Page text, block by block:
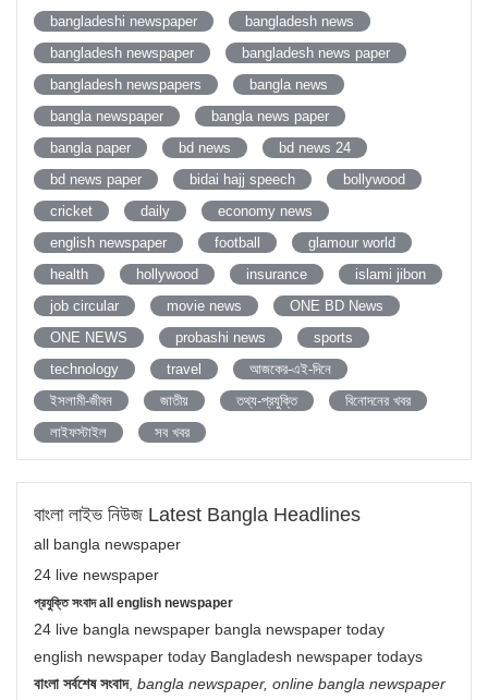
bangladeshi newspaper
bangladesh news
bangladesh newspaper
bangladesh news paper
bangladesh newspapers
bangla news
bangla newspaper
bangla news paper
bangla paper
bd news
bd news 24
bd news paper
bidai hajj speech
bollywood
cricket
daily
economy news
english newspaper
football
glamour world
health
hollywood insurance
islami jibon
job circular
movie news
ONE BD News
ONE NEWS
probashi news
sports
technology
travel
আজকের-এই-দিনে
ইসলামী-জীবন
জাতীয় তথ্য-প্রযুক্তি
বিনোদনের খবর
লাইফস্টাইল
সব খবর
বাংলা লাইভ নিউজ Latest Bangla Headlines
all bangla newspaper
24 live newspaper
প্রযুক্তি সংবাদ all english newspaper
24 live bangla newspaper bangla newspaper today
english newspaper today Bangladesh newspaper todays
বাংলা সর্বশেষ সংবাদ, bangla newspaper, online bangla newspaper